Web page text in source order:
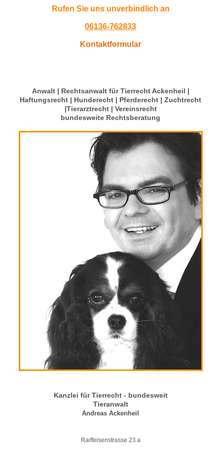
Rufen Sie uns unverbindlich an
06136-762833
Kontaktformular
Anwalt | Rechtsanwalt für Tierrecht Ackenheil |
Haftungsrecht | Hunderecht | Pferderecht | Zuchtrecht
|Tierarztrecht | Vereinsrecht
bundesweite Rechtsberatung
Kanzlei für Tierrecht - bundesweit
Tieranwalt
Andreas Ackenheil
Raiffeisenstrasse 23 a